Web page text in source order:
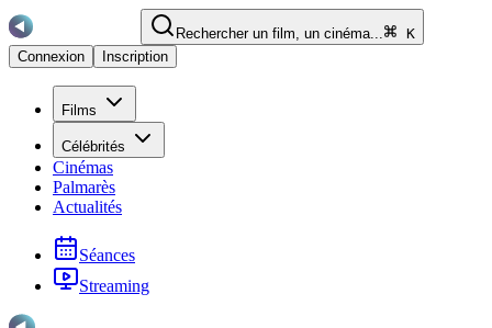
Rechercher un film, un cinéma...
K
Connexion
Inscription
Films
Célébrités
Cinémas
Palmarès
Actualités
Séances
Streaming